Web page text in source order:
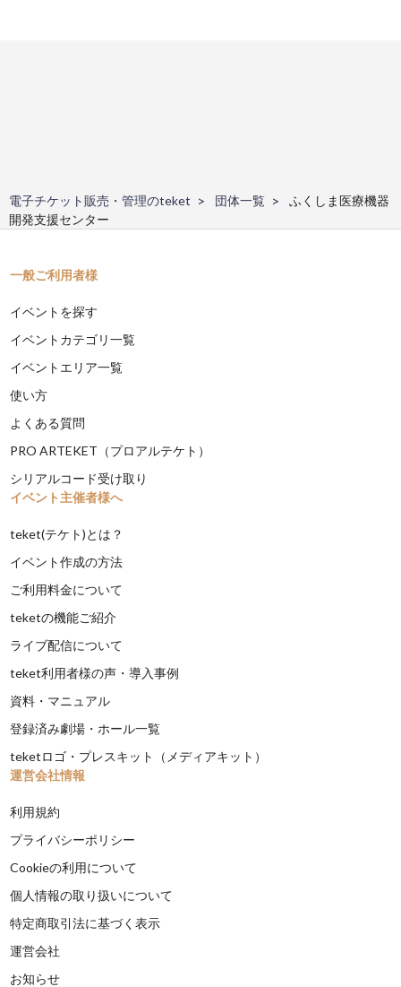
電子チケット販売・管理のteket 団体一覧
ふくしま医療機器
開発支援センター
一般ご利用者様
イベントを探す
イベントカテゴリ一覧
イベントエリア一覧
使い方
よくある質問
PRO ARTEKET（プロアルテケト）
シリアルコード受け取り
イベント主催者様へ
teket(テケト)とは？
イベント作成の方法
ご利用料金について
teketの機能ご紹介
ライブ配信について
teket利用者様の声・導入事例
資料・マニュアル
登録済み劇場・ホール一覧
teketロゴ・プレスキット（メディアキット）
運営会社情報
利用規約
プライバシーポリシー
Cookieの利用について
個人情報の取り扱いについて
特定商取引法に基づく表示
運営会社
お知らせ